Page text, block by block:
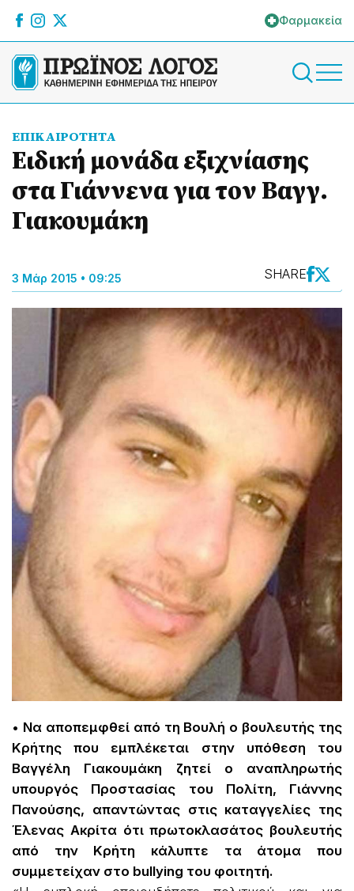
Φαρμακεία
ΕΠΙΚΑΙΡΟΤΗΤΑ
Ειδική μονάδα εξιχνίασης
στα Γιάννενα για τον Βαγγ.
Γιακουμάκη
3 Μάρ 2015 • 09:25 SHARE
• Να αποπεμφθεί από τη Βουλή ο βουλευτής της
Κρήτης που εμπλέκεται στην υπόθεση του
Βαγγέλη Γιακουμάκη ζητεί ο αναπληρωτής
υπουργός Προστασίας του Πολίτη, Γιάννης
Πανούσης, απαντώντας στις καταγγελίες της
Έλενας Ακρίτα ότι πρωτοκλασάτος βουλευτής
από την Κρήτη κάλυπτε τα άτομα που
συμμετείχαν στο bullying του φοιτητή.